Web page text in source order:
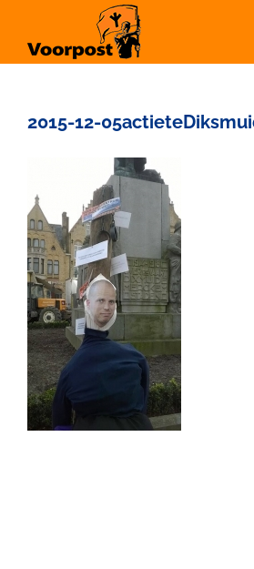
inhoud
2015-12-